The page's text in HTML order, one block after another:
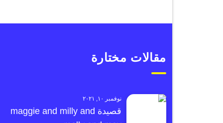
مقالات مختارة
نوفمبر ١٠, ٢٠٢١
قصيدة maggie and milly and